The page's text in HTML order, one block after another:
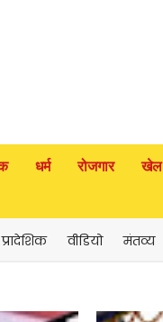
धर्म रोजगार खेल
प्रादेशिक वीडियो मंतव्य